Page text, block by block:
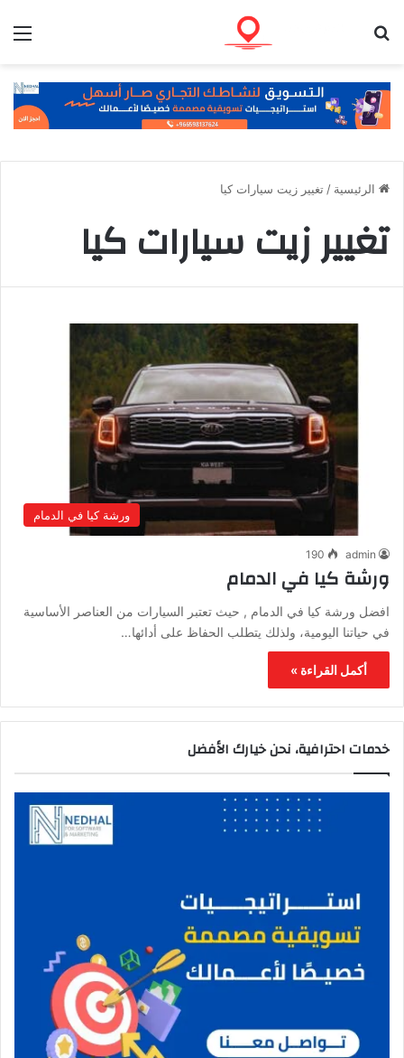
الرئيسية / تغيير زيت سيارات كيا
تغيير زيت سيارات كيا
ورشة كيا في الدمام
admin
190
ورشة كيا في الدمام
افضل ورشة كيا في الدمام , حيث تعتبر السيارات من العناصر الأساسية
في حياتنا اليومية، ولذلك يتطلب الحفاظ على أدائها…
أكمل القراءة »
خدمات احترافية، نحن خيارك الأفضل